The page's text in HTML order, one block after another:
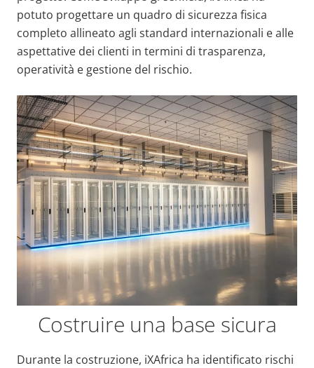
potuto progettare un quadro di sicurezza fisica
completo allineato agli standard internazionali e alle
aspettative dei clienti in termini di trasparenza,
operatività e gestione del rischio.
Costruire una base sicura
Durante la costruzione, iXAfrica ha identificato rischi